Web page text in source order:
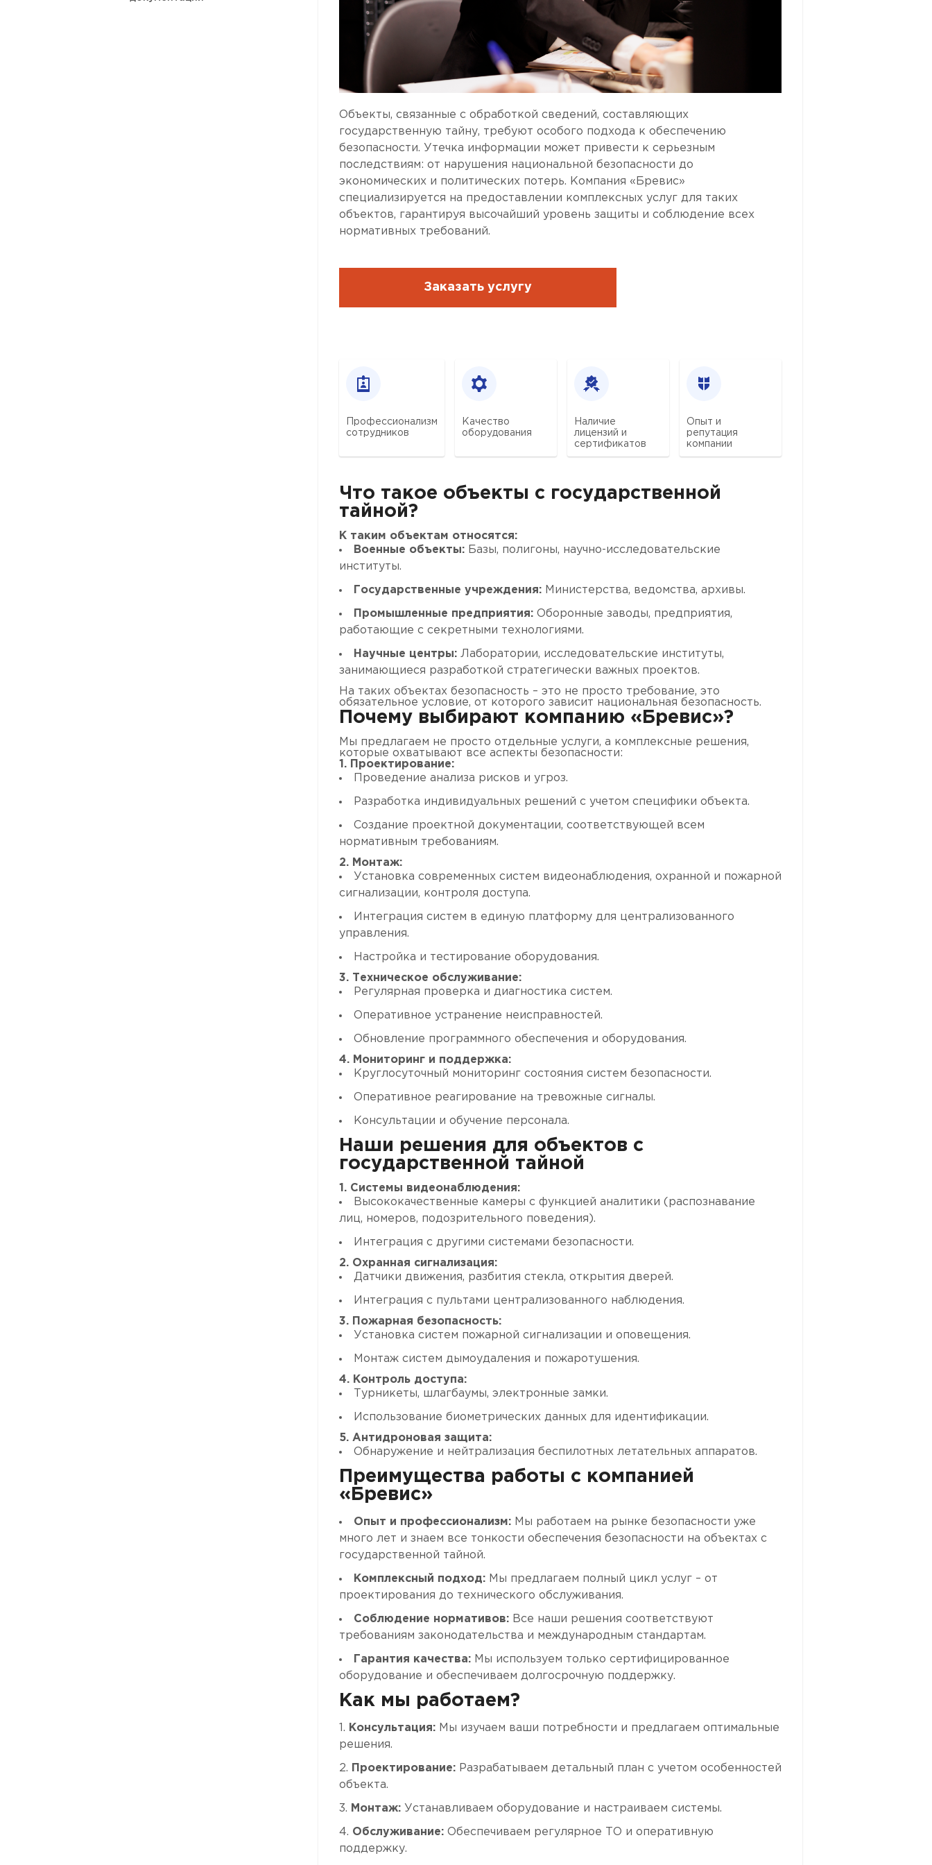
Объекты, связанные с обработкой сведений, составляющих
государственную тайну, требуют особого подхода к обеспечению
безопасности. Утечка информации может привести к серьезным
последствиям: от нарушения национальной безопасности до
экономических и политических потерь. Компания «Бревис»
специализируется на предоставлении комплексных услуг для таких
объектов, гарантируя высочайший уровень защиты и соблюдение всех
нормативных требований.
Заказать услугу
Профессионализм
сотрудников
Качество
оборудования
Наличие
лицензий и
сертификатов
Опыт и
репутация
компании
Что такое объекты с государственной
тайной?
К таким объектам относятся:
Военные объекты: Базы, полигоны, научно-исследовательские
институты.
Государственные учреждения: Министерства, ведомства, архивы.
Промышленные предприятия: Оборонные заводы, предприятия,
работающие с секретными технологиями.
Научные центры: Лаборатории, исследовательские институты,
занимающиеся разработкой стратегически важных проектов.
На таких объектах безопасность – это не просто требование, это
обязательное условие, от которого зависит национальная безопасность.
Почему выбирают компанию «Бревис»?
Мы предлагаем не просто отдельные услуги, а комплексные решения,
которые охватывают все аспекты безопасности:
1. Проектирование:
Проведение анализа рисков и угроз.
Разработка индивидуальных решений с учетом специфики объекта.
Создание проектной документации, соответствующей всем
нормативным требованиям.
2. Монтаж:
Установка современных систем видеонаблюдения, охранной и пожарной
сигнализации, контроля доступа.
Интеграция систем в единую платформу для централизованного
управления.
Настройка и тестирование оборудования.
3. Техническое обслуживание:
Регулярная проверка и диагностика систем.
Оперативное устранение неисправностей.
Обновление программного обеспечения и оборудования.
4. Мониторинг и поддержка:
Круглосуточный мониторинг состояния систем безопасности.
Оперативное реагирование на тревожные сигналы.
Консультации и обучение персонала.
Наши решения для объектов с
государственной тайной
1. Системы видеонаблюдения:
Высококачественные камеры с функцией аналитики (распознавание
лиц, номеров, подозрительного поведения).
Интеграция с другими системами безопасности.
2. Охранная сигнализация:
Датчики движения, разбития стекла, открытия дверей.
Интеграция с пультами централизованного наблюдения.
3. Пожарная безопасность:
Установка систем пожарной сигнализации и оповещения.
Монтаж систем дымоудаления и пожаротушения.
4. Контроль доступа:
Турникеты, шлагбаумы, электронные замки.
Использование биометрических данных для идентификации.
5. Антидроновая защита:
Обнаружение и нейтрализация беспилотных летательных аппаратов.
Преимущества работы с компанией
«Бревис»
Опыт и профессионализм: Мы работаем на рынке безопасности уже
много лет и знаем все тонкости обеспечения безопасности на объектах с
государственной тайной.
Комплексный подход: Мы предлагаем полный цикл услуг – от
проектирования до технического обслуживания.
Соблюдение нормативов: Все наши решения соответствуют
требованиям законодательства и международным стандартам.
Гарантия качества: Мы используем только сертифицированное
оборудование и обеспечиваем долгосрочную поддержку.
Как мы работаем?
Консультация: Мы изучаем ваши потребности и предлагаем оптимальные
решения.
Проектирование: Разрабатываем детальный план с учетом особенностей
объекта.
Монтаж: Устанавливаем оборудование и настраиваем системы.
Обслуживание: Обеспечиваем регулярное ТО и оперативную
поддержку.